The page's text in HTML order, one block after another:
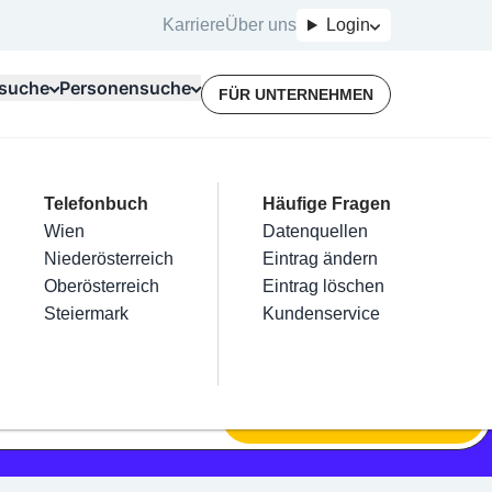
KarriereÜber uns Login
Kategorien
Friseur
Nägel
Haarentfernung
Make-Up
Für Unternehmer
Terminbuchung
Kostenlose Beratung
Top Branchen
Elektriker
Installateure
Maler & Lackierer
Branchen A-Z
Mein Firmeneintrag
Eintrag hinzufügen
Eintrag beanspruchen
Eintrag verwalten
Eintrag bewerben
Personensuche
Telefonbuch
Wien
Niederösterreich
Oberösterreich
Steiermark
Häufige Fragen
Datenquellen
Eintrag ändern
Eintrag löschen
Kundenservice
FÜR UNTERNEHMEN